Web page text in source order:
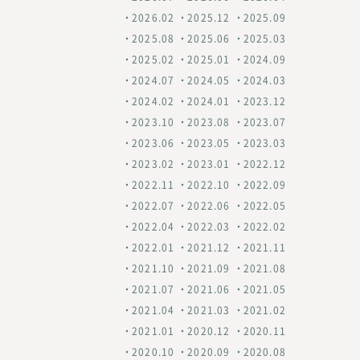
2026.02 2025.12 2025.09
2025.08 2025.06 2025.03
2025.02 2025.01 2024.09
2024.07 2024.05 2024.03
2024.02 2024.01 2023.12
2023.10 2023.08 2023.07
2023.06 2023.05 2023.03
2023.02 2023.01 2022.12
2022.11 2022.10 2022.09
2022.07 2022.06 2022.05
2022.04 2022.03 2022.02
2022.01 2021.12 2021.11
2021.10 2021.09 2021.08
2021.07 2021.06 2021.05
2021.04 2021.03 2021.02
2021.01 2020.12 2020.11
2020.10 2020.09 2020.08